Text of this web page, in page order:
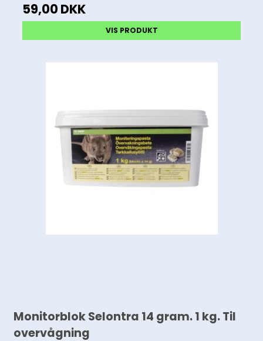
59,00 DKK
VIS PRODUKT
Monitorblok Selontra 14 gram. 1 kg. Til
overvågning